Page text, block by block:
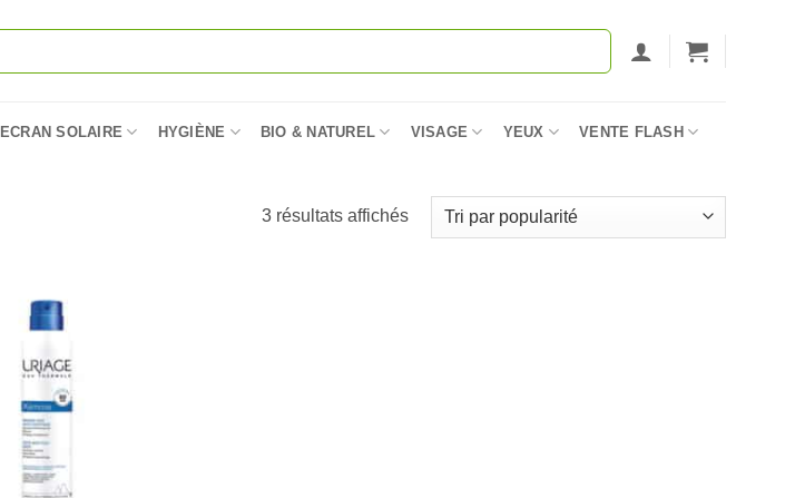
ECRAN SOLAIRE HYGIÈNE BIO & NATUREL VISAGE YEUX VENTE FLASH
3 résultats affichésTrié
par